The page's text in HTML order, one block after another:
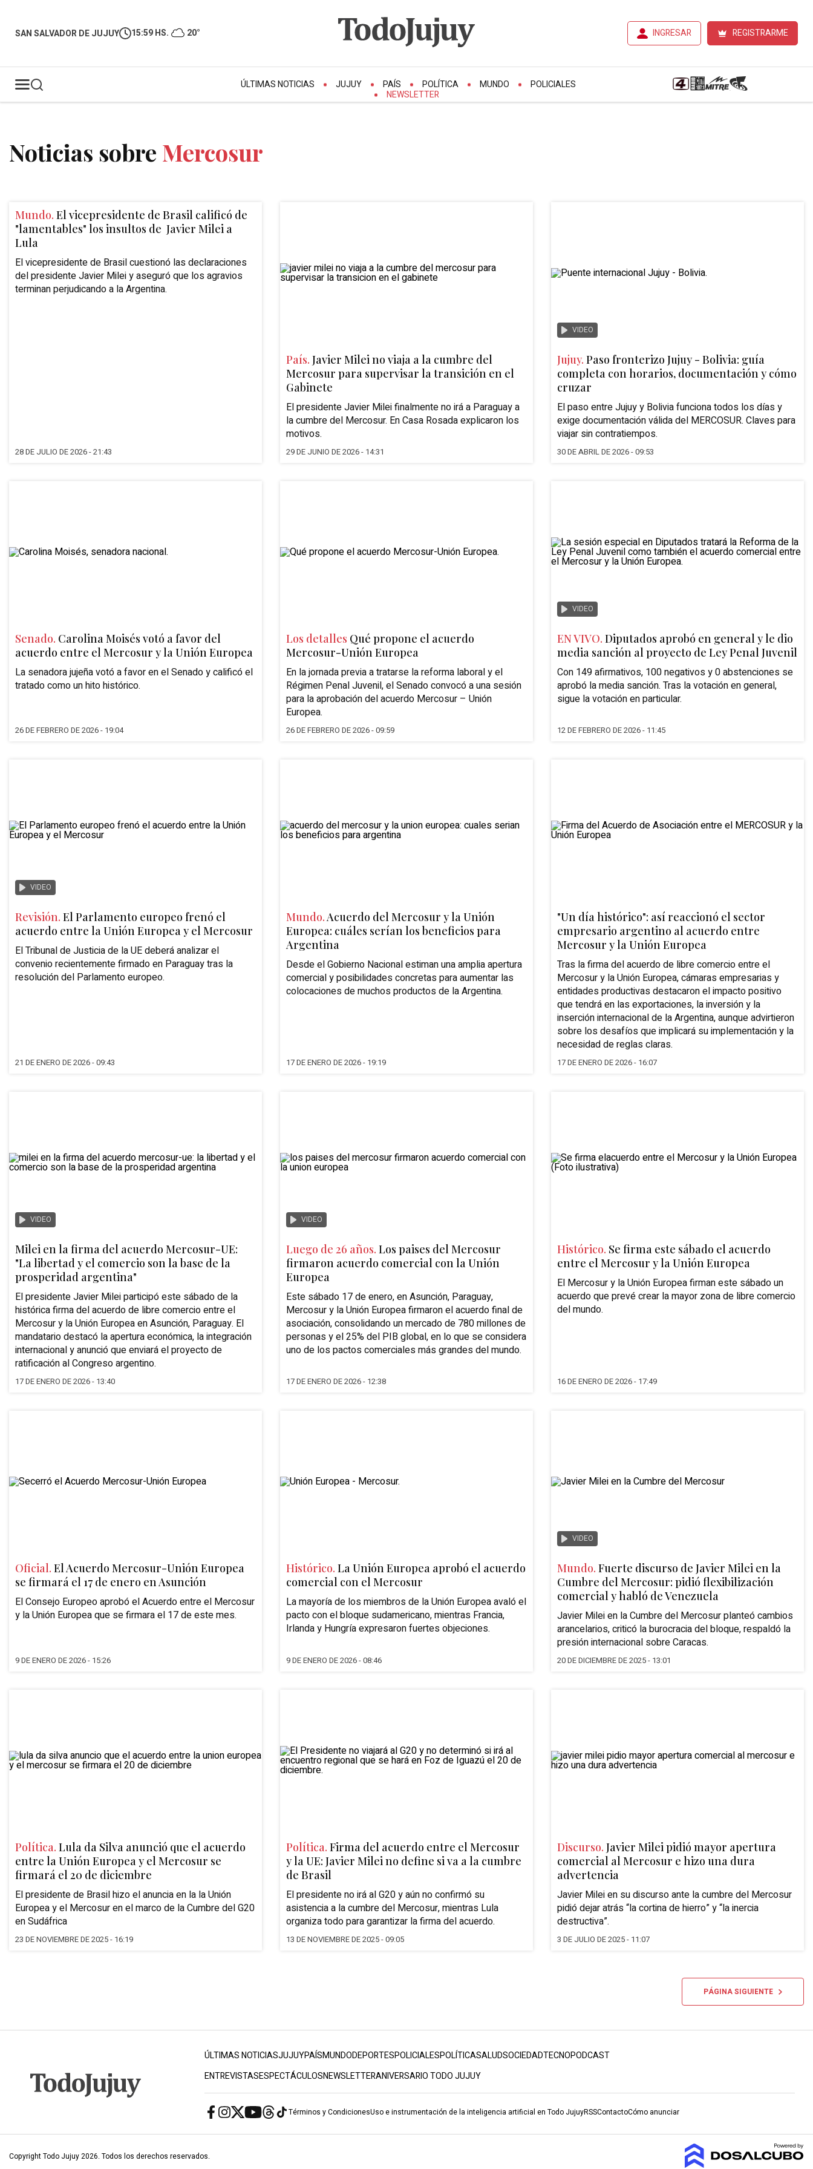
SAN SALVADOR DE JUJUY 15:59 HS. 20° INGRESAR REGISTRARME
ÚLTIMAS NOTICIAS JUJUY PAÍS POLÍTICA MUNDO
POLICIALES
NEWSLETTER
Noticias sobre Mercosur
Mundo. El vicepresidente de Brasil calificó de
"lamentables" los insultos de Javier Milei a
Lula
El vicepresidente de Brasil cuestionó las declaraciones
del presidente Javier Milei y aseguró que los agravios
terminan perjudicando a la Argentina.
28 DE JULIO DE 2026 - 21:43
País. Javier Milei no viaja a la cumbre del
Mercosur para supervisar la transición en el
Gabinete
El presidente Javier Mileifinalmente no irá a Paraguay a
la cumbre del Mercosur. En Casa Rosada explicaron los
motivos.
29 DE JUNIO DE 2026 - 14:31
VIDEO
Jujuy. Paso fronterizo Jujuy - Bolivia: guía
completa con horarios, documentación y cómo
cruzar
El paso entre Jujuy y Bolivia funciona todos los días y
exige documentación válida del MERCOSUR. Claves para
viajar sin contratiempos.
30 DE ABRIL DE 2026 - 09:53
Senado. Carolina Moisés votó a favor del
acuerdo entre el Mercosur y la Unión Europea
La senadora jujeña votó a favor en el Senado y calificó el
tratado como un hito histórico.
26 DE FEBRERO DE 2026 - 19:04
Los detalles Qué propone el acuerdo
Mercosur-Unión Europea
En la jornada previa a tratarse la reforma laboral y el
Régimen Penal Juvenil, el Senado convocó a una sesión
para la aprobación del acuerdo Mercosur – Unión
Europea.
26 DE FEBRERO DE 2026 - 09:59
VIDEO
EN VIVO. Diputados aprobó en general y le dio
media sanción al proyecto de Ley Penal Juvenil
Con 149 afirmativos, 100 negativos y 0 abstenciones se
aprobó la media sanción. Tras la votación en general,
sigue la votación en particular.
12 DE FEBRERO DE 2026 - 11:45
VIDEO
Revisión. El Parlamento europeo frenó el
acuerdo entre la Unión Europea y el Mercosur
El Tribunal de Justicia de la UE deberá analizar el
convenio recientemente firmado en Paraguay tras la
resolución del Parlamentoeuropeo.
21 DE ENERO DE 2026 - 09:43
Mundo.Acuerdo del Mercosur y la Unión
Europea: cuáles serían los beneficios para
Argentina
Desde elGobierno Nacionalestiman una ampliaapertura
comercialy posibilidades concretas para aumentar las
colocaciones de muchos productos de la Argentina.
17 DE ENERO DE 2026 - 19:19
"Un día histórico": así reaccionó el sector
empresario argentino al acuerdo entre
Mercosur y la Unión Europea
Tras la firma del acuerdo de libre comercio entre el
Mercosur y la Unión Europea, cámaras empresarias y
entidades productivas destacaron el impacto positivo
que tendrá en las exportaciones, la inversión y la
inserción internacional de la Argentina, aunque advirtieron
sobre los desafíos que implicará su implementación y la
necesidad de reglas claras.
17 DE ENERO DE 2026 - 16:07
VIDEO
Milei en la firma del acuerdo Mercosur-UE:
"La libertad y el comercio son la base de la
prosperidad argentina"
El presidente Javier Milei participó este sábado de la
histórica firma del acuerdo de libre comercio entre el
Mercosur y la Unión Europea en Asunción, Paraguay. El
mandatario destacó la apertura económica, la integración
internacional y anunció que enviará el proyecto de
ratificación al Congreso argentino.
17 DE ENERO DE 2026 - 13:40
VIDEO
Luego de 26 años. Los paises del Mercosur
firmaron acuerdo comercial con la Unión
Europea
Este sábado 17 de enero, en Asunción, Paraguay,
Mercosur y la Unión Europea firmaron el acuerdo final de
asociación, consolidando un mercado de 780 millones de
personas y el 25% del PIB global, en lo que se considera
uno de los pactos comerciales más grandes del mundo.
17 DE ENERO DE 2026 - 12:38
Histórico. Se firma este sábado el acuerdo
entre el Mercosur y la Unión Europea
El Mercosur y la Unión Europeafirman este sábado un
acuerdo que prevé crear la mayor zona de libre comercio
del mundo.
16 DE ENERO DE 2026 - 17:49
Oficial. El Acuerdo Mercosur-Unión Europea
se firmará el 17 de enero en Asunción
El Consejo Europeo aprobó elAcuerdo entre el Mercosur
y la Unión Europeaque se firmara el 17 de este mes.
9 DE ENERO DE 2026 - 15:26
Histórico. La Unión Europea aprobó el acuerdo
comercial con el Mercosur
La mayoría de los miembros de la Unión Europea avaló el
pacto con el bloque sudamericano, mientras Francia,
Irlanda y Hungría expresaron fuertes objeciones.
9 DE ENERO DE 2026 - 08:46
VIDEO
Mundo. Fuerte discurso de Javier Milei en la
Cumbre del Mercosur: pidió flexibilización
comercial y habló de Venezuela
Javier Milei en la Cumbre del Mercosurplanteó cambios
arancelarios, criticó la burocracia del bloque, respaldó la
presión internacional sobre Caracas.
20 DE DICIEMBRE DE 2025 - 13:01
Política. Lula da Silva anunció que el acuerdo
entre la Unión Europea y el Mercosur se
firmará el 20 de diciembre
El presidente de Brasil hizo el anuncia en la la Unión
Europea y el Mercosur en el marco de la Cumbre del G20
en Sudáfrica
23 DE NOVIEMBRE DE 2025 - 16:19
Política. Firma del acuerdo entre el Mercosur
y la UE: Javier Milei no define si va a la cumbre
de Brasil
El presidente no irá al G20 y aún no confirmó su
asistencia a la cumbre del Mercosur, mientras Lula
organiza todo para garantizar la firma del acuerdo.
13 DE NOVIEMBRE DE 2025 - 09:05
Discurso. Javier Milei pidió mayor apertura
comercial al Mercosur e hizo una dura
advertencia
Javier Mileien su discurso ante lacumbre del Mercosur
pidió dejar atrás “la cortina de hierro” y “la inercia
destructiva”.
3 DE JULIO DE 2025 - 11:07
PÁGINA SIGUIENTE
ÚLTIMAS NOTICIASJUJUYPAÍSMUNDODEPORTESPOLICIALESPOLÍTICASALUDSOCIEDADTECNOPODCAST
ENTREVISTASESPECTÁCULOSNEWSLETTERANIVERSARIO TODO JUJUY
Términos y CondicionesUso e instrumentación de la inteligencia artificial en Todo JujuyRSSContactoCómo anunciar
Copyright Todo Jujuy 2026. Todos los derechos reservados.